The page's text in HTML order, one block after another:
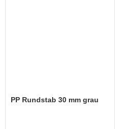
PP Rundstab 30 mm grau